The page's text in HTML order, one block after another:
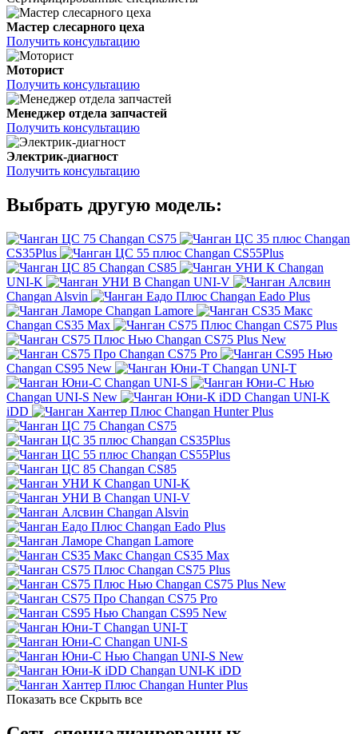
Мастер слесарного цеха
Получить консультацию
Моторист
Получить консультацию
Менеджер отдела запчастей
Получить консультацию
Электрик-диагност
Получить консультацию
Выбрать другую модель:
Changan CS75
Changan
CS35Plus
Changan CS55Plus
Changan CS85
Changan
UNI-K
Changan UNI-V
Changan Alsvin
Changan Eado Plus
Changan Lamore
Changan CS35 Max
Changan CS75 Plus
Changan CS75 Plus New
Changan CS75 Pro
Changan CS95 New
Changan UNI-T
Changan UNI-S
Changan UNI-S New
Changan UNI-K
iDD
Changan Hunter Plus
Changan CS75
Changan CS35Plus
Changan CS55Plus
Changan CS85
Changan UNI-K
Changan UNI-V
Changan Alsvin
Changan Eado Plus
Changan Lamore
Changan CS35 Max
Changan CS75 Plus
Changan CS75 Plus New
Changan CS75 Pro
Changan CS95 New
Changan UNI-T
Changan UNI-S
Changan UNI-S New
Changan UNI-K iDD
Changan Hunter Plus
Показать все Скрыть все